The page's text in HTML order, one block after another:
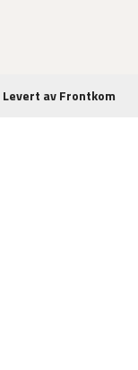
Levert av Frontkom